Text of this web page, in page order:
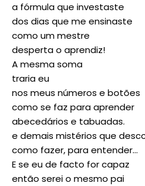
a fórmula que investaste
dos dias que me ensinaste
como um mestre
desperta o aprendiz!
A mesma soma
traria eu
nos meus números e botões
como se faz para aprender
abecedários e tabuadas.
e demais mistérios que
como fazer, para entender…
E se eu de facto for capaz
então serei o mesmo pai